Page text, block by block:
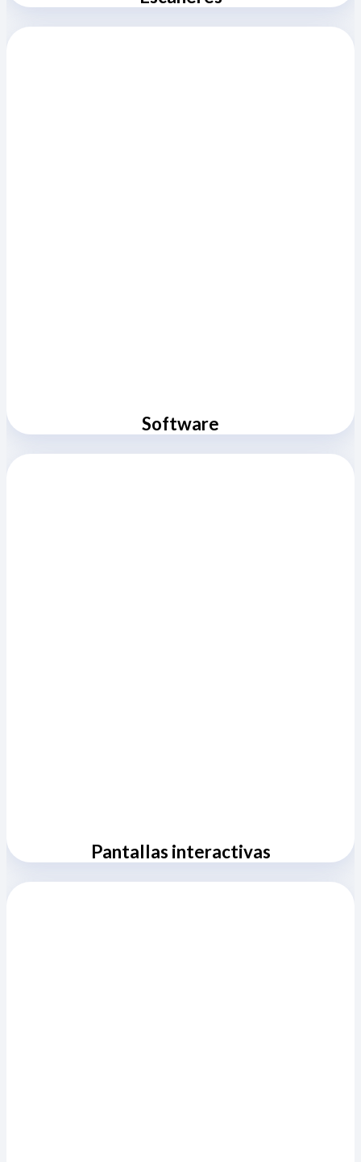
Software
Pantallas interactivas